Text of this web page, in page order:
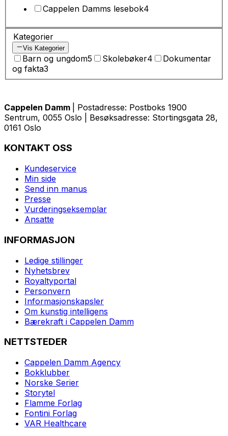
Cappelen Damms lesebok4
Kategorier
Vis Kategorier
Barn og ungdom5 Skolebøker4
Dokumentar
og fakta3
Cappelen Damm
| Postadresse: Postboks 1900
Sentrum, 0055 Oslo | Besøksadresse: Stortingsgata 28,
0161 Oslo
KONTAKT OSS
Kundeservice
Min side
Send inn manus
Presse
Vurderingseksemplar
Ansatte
INFORMASJON
Ledige stillinger
Nyhetsbrev
Royaltyportal
Personvern
Informasjonskapsler
Om kunstig intelligens
Bærekraft i Cappelen Damm
NETTSTEDER
Cappelen Damm Agency
Bokklubber
Norske Serier
Storytel
Flamme Forlag
Fontini Forlag
VAR Healthcare